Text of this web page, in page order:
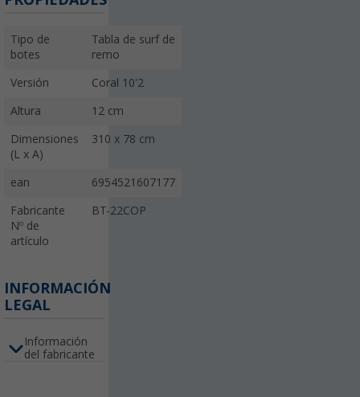
Tipo de
botes
Tabla de surf de
remo
Versión Coral 10'2
Altura 12 cm
Dimensiones
(L x A)
310 x 78 cm
ean 6954521607177
Fabricante
Nº de
artículo
BT-22COP
INFORMACIÓN
LEGAL
Información
del fabricante